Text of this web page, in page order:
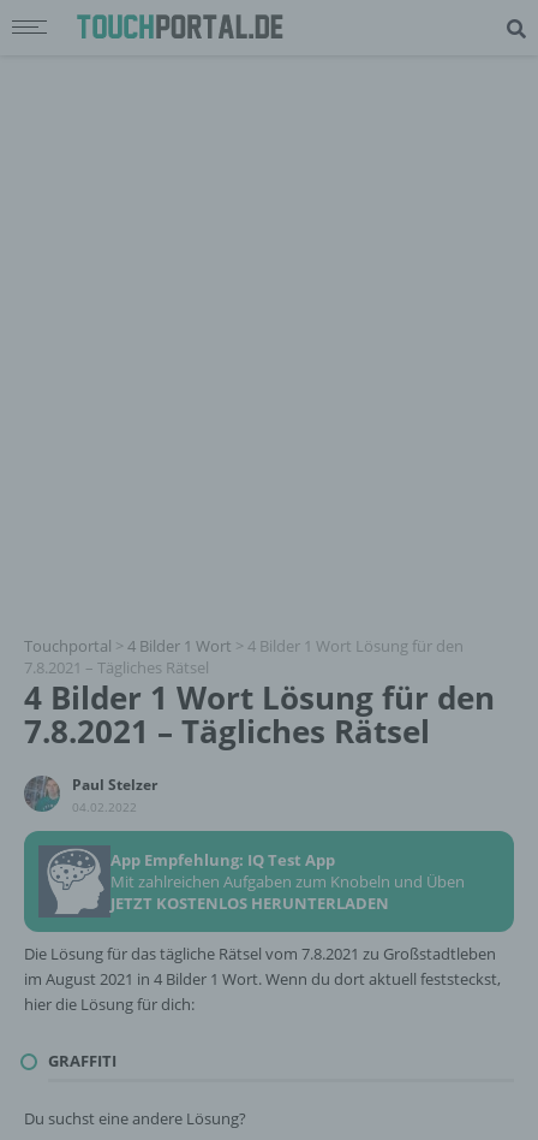
Touchportal > 4 Bilder 1 Wort > 4 Bilder 1 Wort Lösung für den
7.8.2021 – Tägliches Rätsel
4 Bilder 1 Wort Lösung für den
7.8.2021 – Tägliches Rätsel
Paul Stelzer
04.02.2022
App Empfehlung: IQ Test App
Mit zahlreichen Aufgaben zum Knobeln und Üben
JETZT KOSTENLOS HERUNTERLADEN
Die Lösung für das tägliche Rätsel vom 7.8.2021 zu Großstadtleben
im August 2021 in 4 Bilder 1 Wort. Wenn du dort aktuell feststeckst,
hier die Lösung für dich:
GRAFFITI
Du suchst eine andere Lösung?